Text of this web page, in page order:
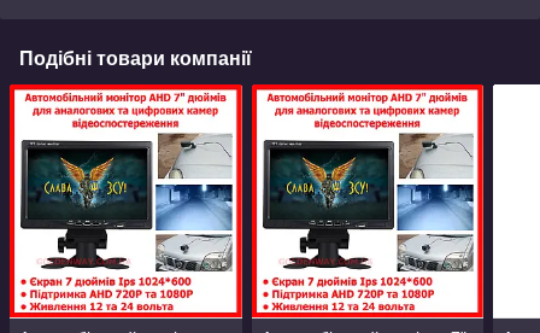
Подібні товари компанії